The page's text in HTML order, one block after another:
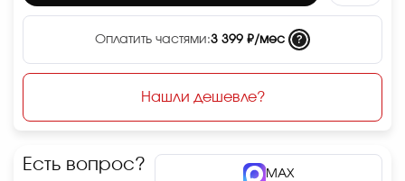
Оплатить частями:3 399 ₽/мес ?
Нашли дешевле?
Есть вопрос? MAX